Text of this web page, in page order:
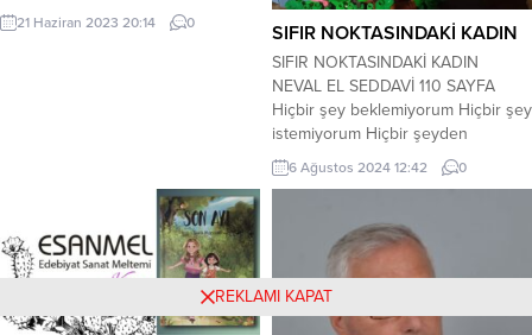
kulaklarım? Anlamaya çalıştığım ya
da hissettiğim bu şeyler; sözler
21 Haziran 2023 20:14 0 SIFIR NOKTASINDAKİ KADIN
SIFIR NOKTASINDAKİ KADIN
NEVAL EL SEDDAVİ 110 SAYFA
Hiçbir şey beklemiyorum Hiçbir şey
istemiyorum Hiçbir şeyden
korkmuyorum Özgürüm ben
Kanatır Cezaevi’ndeki kadın
sırasında yolları kesişir Firdevs ve
Mısırlı feminist yazar El Seddavi’nin.
Öylesine etkilenir ki bu idam
mahkumu kadından, hikayesini
öğrenip kaleme almaya karar verir.
6 Ağustos 2024 12:42 0
REKLAMI KAPAT